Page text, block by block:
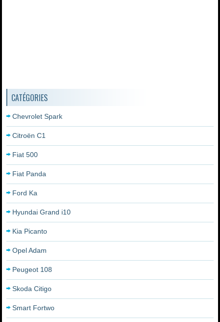
CATÉGORIES
Chevrolet Spark
Citroën C1
Fiat 500
Fiat Panda
Ford Ka
Hyundai Grand i10
Kia Picanto
Opel Adam
Peugeot 108
Skoda Citigo
Smart Fortwo